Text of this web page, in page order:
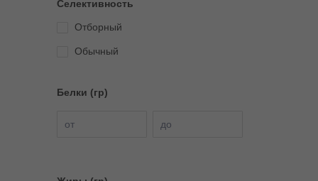
Селективность
Отборный
Обычный
Белки (гр)
от до